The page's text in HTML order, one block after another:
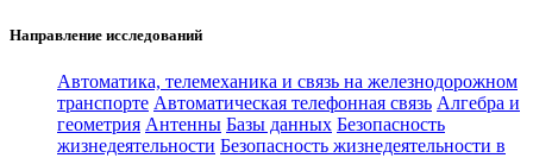
Направление исследований
Автоматика, телемеханика и связь на железнодорожном
транспорте Автоматическая телефонная связь Алгебра и
геометрия Антенны Базы данных Безопасность
жизнедеятельности Безопасность жизнедеятельности в